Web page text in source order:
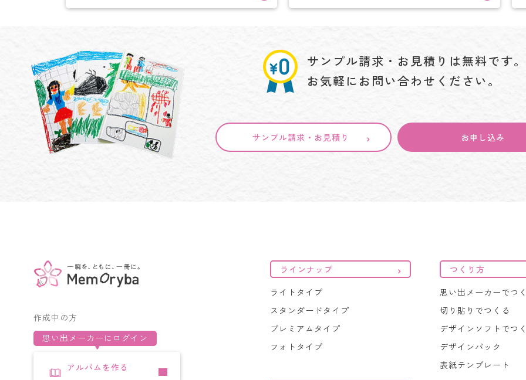
サンプル請求・お見積りは無料です。
お気軽にお問い合わせください。
サンプル請求・お見積り お申し込み
作成中の方
思い出メーカーにログイン
アルバムを作る
ラインナップ
ライトタイプ
スタンダードタイプ
プレミアムタイプ
フォトタイプ
つくり方
思い出メーカーでつ
切り貼りでつくる
デザインソフトでつ
デザインパック
表紙テンプレート